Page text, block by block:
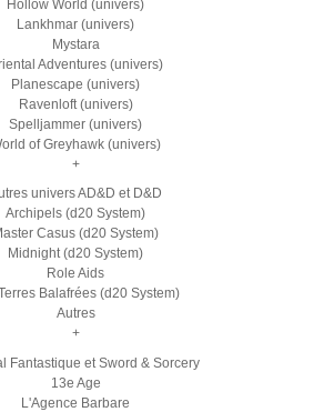
Hollow World (univers)
Lankhmar (univers)
Mystara
Adventures (univers)
Planescape (univers)
Ravenloft (univers)
Spelljammer (univers)
of Greyhawk (univers)
+
univers AD&D et D&D
Archipels (d20 System)
Casus (d20 System)
Midnight (d20 System)
Role Aids
Balafrées (d20 System)
Autres
+
Fantastique et Sword & Sorcery
13e Age
L'Agence Barbare